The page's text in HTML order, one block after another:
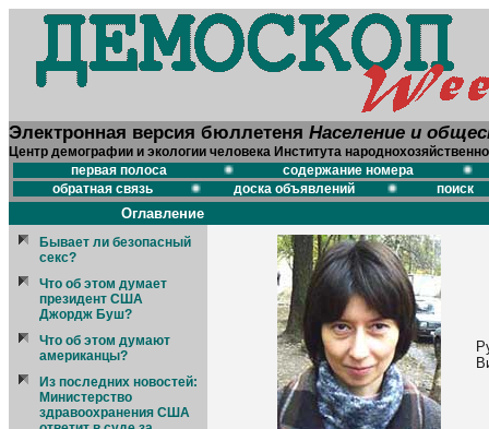
Электронная версия бюллетеня Население и
Центр демографии и экологии человека Института
первая полоса
содержание номера
обратная связь
доска объявлений поиск
Оглавление
Бывает ли безопасный
секс?
Что об этом думает
президент США
Джордж Буш?
Что об этом думают
американцы?
Из последних новостей:
Министерство
здравоохранения США